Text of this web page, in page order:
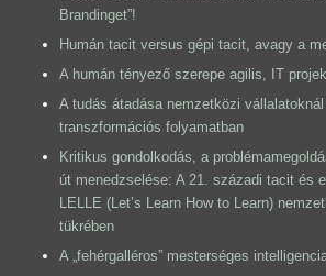
Brandinget”!
Humán tacit versus gépi tacit, avagy a
A humán tényező szerepe agilis, IT
A tudás átadása nemzetközi
transzformációs folyamatban
Kritikus gondolkodás, a
út menedzselése: A 21. századi tacit és
LELLE (Let’s Learn How to Learn)
tükrében
A „fehérgalléros” mesterséges